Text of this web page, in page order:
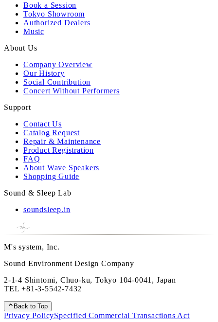
Book a Session
Tokyo Showroom
Authorized Dealers
Music
About Us
Company Overview
Our History
Social Contribution
Concert Without Performers
Support
Contact Us
Catalog Request
Repair & Maintenance
Product Registration
FAQ
About Wave Speakers
Shopping Guide
Sound & Sleep Lab
soundsleep.in
M's system, Inc.
Sound Environment Design Company
2-1-4 Shintomi, Chuo-ku, Tokyo 104-0041, Japan
TEL+81-3-5542-7432
Back to Top
Privacy PolicySpecified Commercial Transactions Act